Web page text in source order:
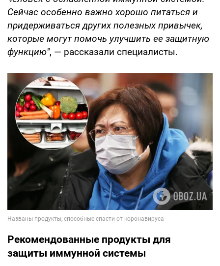
Сейчас особенно важно хорошо питаться и
придерживаться других полезных привычек,
которые могут помочь улучшить ее защитную
функцию", — рассказали специалисты.
Рекомендованные продукты для
защиты иммунной системы